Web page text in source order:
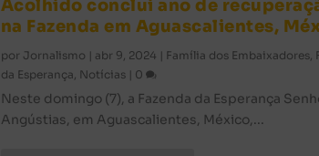
Acolhido conclui ano de
na Fazenda em Aguascalientes,
por Jornalismo | abr 9, 2024 | Família dos Embaixadores,
da Esperança Notícias| 0
Neste domingo (7), a Fazenda da Esperança
Angústias, em Aguascalientes, México,...